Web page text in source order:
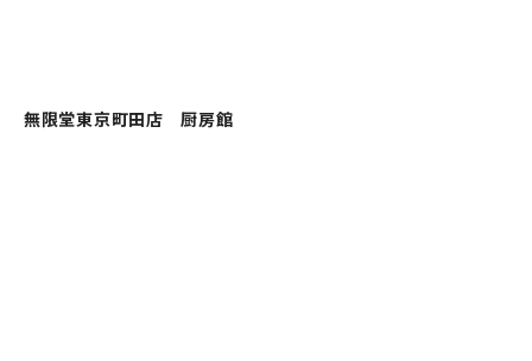
無限堂東京町田店 厨房館